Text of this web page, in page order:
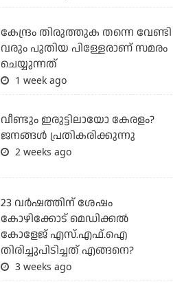
കേന്ദ്രം തിരുത്തുക തന്നെ വേണ്ടി
വരും പുതിയ പിള്ളേരാണ് സമരം
ചെയ്യുന്നത്
1 week ago
വീണ്ടും ഇരുട്ടിലായോ കേരളം?
ജനങ്ങൾ പ്രതികരിക്കുന്നു
2 weeks ago
23 വർഷത്തിന് ശേഷം
കോഴിക്കോട് മെഡിക്കൽ
കോളേജ് എസ്.എഫ്.ഐ
തിരിച്ചുപിടിച്ചത് എങ്ങനെ?
3 weeks ago